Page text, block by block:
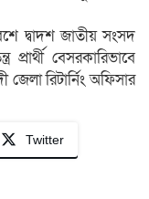
দ্বাদশ জাতীয় সংসদ
বেসরকারিভাবে
রিটার্নিং অফিসার
Twitter